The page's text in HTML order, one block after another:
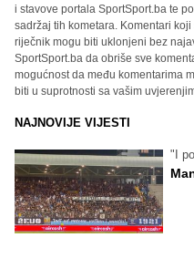
i stavove portala SportSport.ba te
sadržaj tih kometara. Komentari
riječnik mogu biti uklonjeni bez
SportSport.ba da obriše sve
mogućnost da među komentarima
biti u suprotnosti sa vašim
NAJNOVIJE VIJESTI
"I